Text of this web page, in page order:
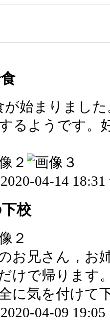
が始まりまし
るようです。
04-14 18:31
校
お兄さん，お
けで帰ります
に気を付けて
04-09 19:05